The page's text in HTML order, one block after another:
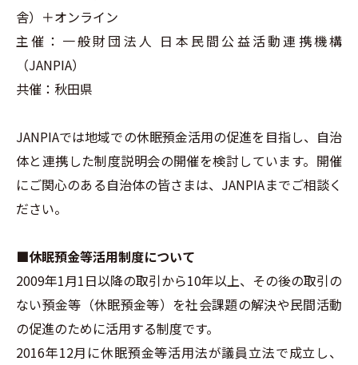
舎）＋オンライン
主催：一般財団法人 日本民間公益活動連携機構
（JANPIA）
共催：秋田県
JANPIAでは地域での休眠預金活用の促進を目指し、自治
体と連携した制度説明会の開催を検討しています。開催
にご関心のある自治体の皆さまは、JANPIAまでご相談く
ださい。
■休眠預金等活用制度について
2009年1月1日以降の取引から10年以上、その後の取引の
ない預金等（休眠預金等）を社会課題の解決や民間活動
の促進のために活用する制度です。
2016年12月に休眠預金等活用法が議員立法で成立し、